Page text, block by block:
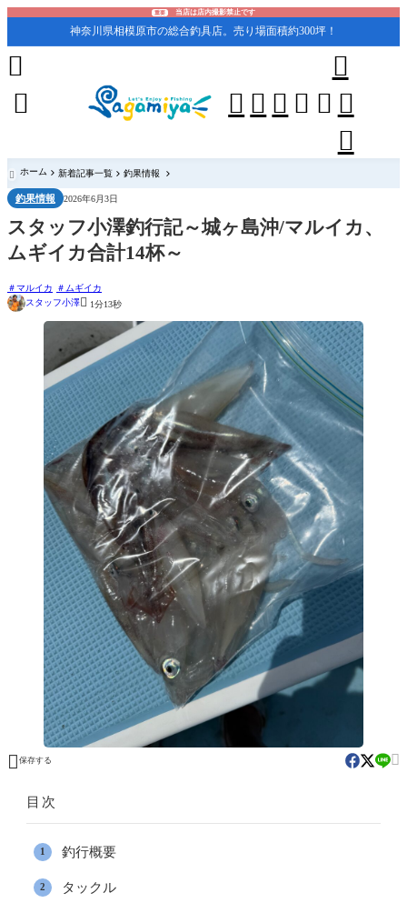
重要 当店は店内撮影禁止です
神奈川県相模原市の総合釣具店。売り場面積約300坪！
    





 ホーム 新着記事一覧 釣果情報
釣果情報 2026年6月3日
スタッフ小澤釣行記～城ヶ島沖/マルイカ、
ムギイカ合計14杯～
マルイカ
ムギイカ
スタッフ小澤 1分13秒
 保存する 
目次
釣行概要
タックル